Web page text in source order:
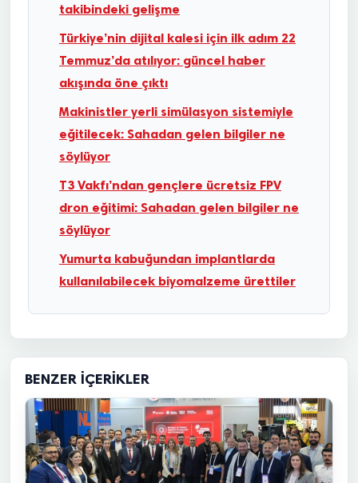
takibindeki gelişme
Türkiye’nin dijital kalesi için ilk adım 22
Temmuz’da atılıyor: güncel haber
akışında öne çıktı
Makinistler yerli simülasyon sistemiyle
eğitilecek: Sahadan gelen bilgiler ne
söylüyor
T3 Vakfı’ndan gençlere ücretsiz FPV
dron eğitimi: Sahadan gelen bilgiler ne
söylüyor
Yumurta kabuğundan implantlarda
kullanılabilecek biyomalzeme ürettiler
BENZER İÇERIKLER